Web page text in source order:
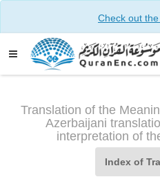
Check out
Translation of the
Azerbaijani
interpretation of
Index of